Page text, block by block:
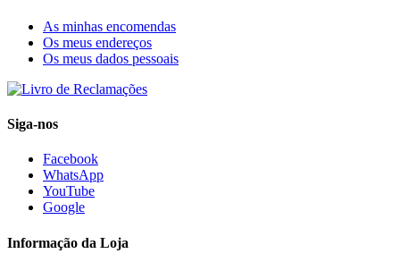
As minhas encomendas
Os meus endereços
Os meus dados pessoais
Siga-nos
Facebook
WhatsApp
YouTube
Google
Informação da Loja